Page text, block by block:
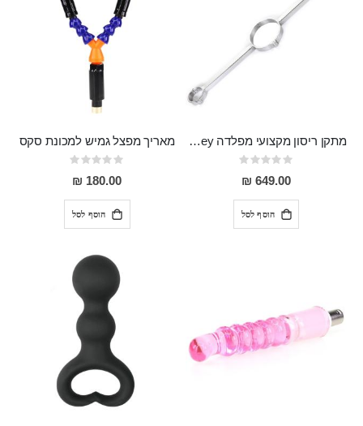
מתקן ריסון מקצועי מפלדה Allen Key
Rating:
0%
649.00 ₪
הוסף לסל
מאריך מפצל גמיש למכונת סקס
Rating:
0%
180.00 ₪
הוסף לסל